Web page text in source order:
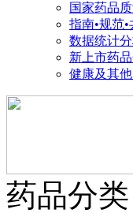
国家药品
指南•规范•
数据统计
新上市药
健康及其
药品分